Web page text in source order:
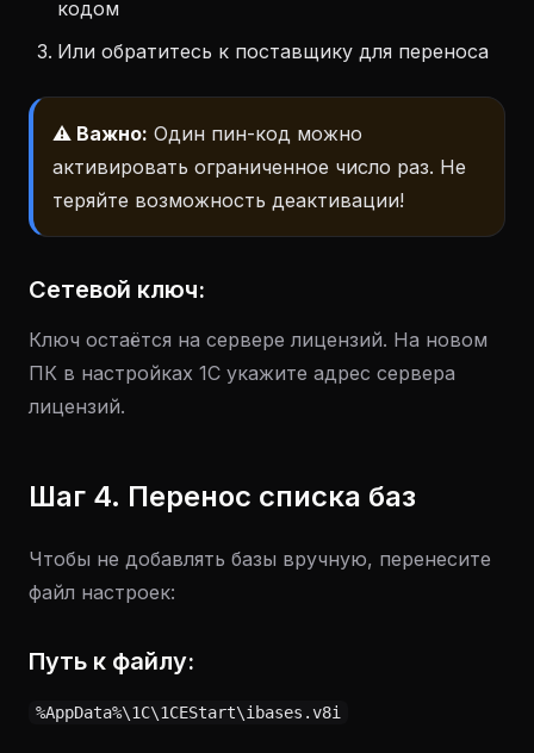
кодом
Или обратитесь к поставщику для переноса
⚠️ Важно: Один пин-код можно
активировать ограниченное число раз. Не
теряйте возможность деактивации!
Сетевой ключ:
Ключ остаётся на сервере лицензий. На новом
ПК в настройках 1С укажите адрес сервера
лицензий.
Шаг 4. Перенос списка баз
Чтобы не добавлять базы вручную, перенесите
файл настроек:
Путь к файлу:
%AppData%\1C\1CEStart\ibases.v8i